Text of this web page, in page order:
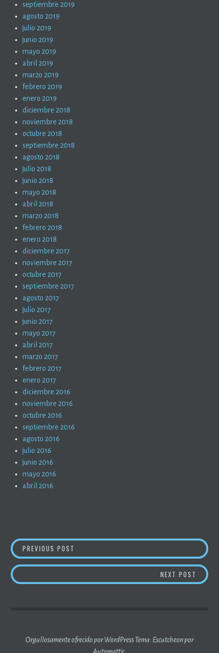
septiembre 2019
agosto 2019
julio 2019
junio 2019
mayo 2019
abril 2019
marzo 2019
febrero 2019
enero 2019
diciembre 2018
noviembre 2018
octubre 2018
septiembre 2018
agosto 2018
julio 2018
junio 2018
mayo 2018
abril 2018
marzo 2018
febrero 2018
enero 2018
diciembre 2017
noviembre 2017
octubre 2017
septiembre 2017
agosto 2017
julio 2017
junio 2017
mayo 2017
abril 2017
marzo 2017
febrero 2017
enero 2017
diciembre 2016
noviembre 2016
octubre 2016
septiembre 2016
agosto 2016
julio 2016
junio 2016
mayo 2016
abril 2016
NAVEGACIÓN
DE
PREVIOUS POST
NEXT POST
Orgullosamente ofrecido por WordPressTema: Escutcheon por